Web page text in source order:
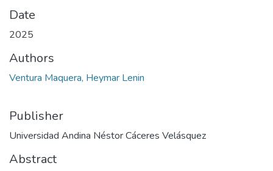
Date
2025
Authors
Ventura Maquera, Heymar Lenin
Publisher
Universidad Andina Néstor Cáceres Velásquez
Abstract